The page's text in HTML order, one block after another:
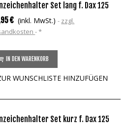
Set lang f. Dax 125
€ (inkl. MwSt.)
zzgl.
*
IN DEN WARENKORB
WUNSCHLISTE HINZUFÜGEN
Set kurz f. Dax 125